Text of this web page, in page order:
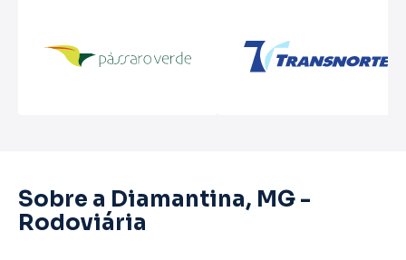
Sobre a Diamantina, MG -
Rodoviária